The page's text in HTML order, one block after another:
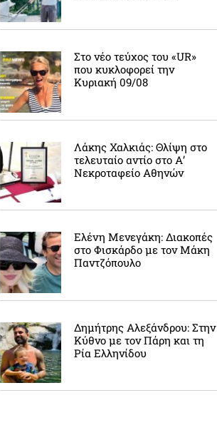
Στο νέο τεύχος του «UR»
που κυκλοφορεί την
Κυριακή 09/08
Λάκης Χαλκιάς: Θλίψη στο
τελευταίο αντίο στο Α’
Νεκροταφείο Αθηνών
Ελένη Μενεγάκη: Διακοπές
στο Φισκάρδο με τον Μάκη
Παντζόπουλο
Δημήτρης Αλεξάνδρου: Στην
Κύθνο με τον Πάρη και τη
Ρία Ελληνίδου